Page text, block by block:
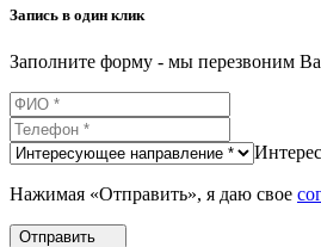
Запись в один клик
Заполните форму - мы перезвоним
Нажимая «Отправить», я даю свое
Отправить